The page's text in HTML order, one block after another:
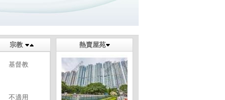
宗教
基督教
不適用
熱賣屋苑